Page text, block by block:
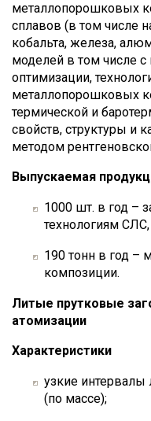
металлопорошковых
сплавов (в том числе
кобальта, железа,
моделей в том числе
оптимизации,
металлопорошковых
термической и
свойств, структуры и
методом
Выпускаемая
1000 шт. в год –
технологиям
190 тонн в год –
композиции.
Литые прутковые
атомизации
Характеристики
узкие интервалы
(по массе);